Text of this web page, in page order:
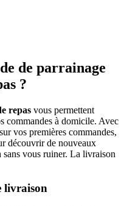
de parrainage
?
repas vous permettent
commandes à domicile. Avec
vos premières commandes,
découvrir de nouveaux
sans vous ruiner. La livraison
livraison